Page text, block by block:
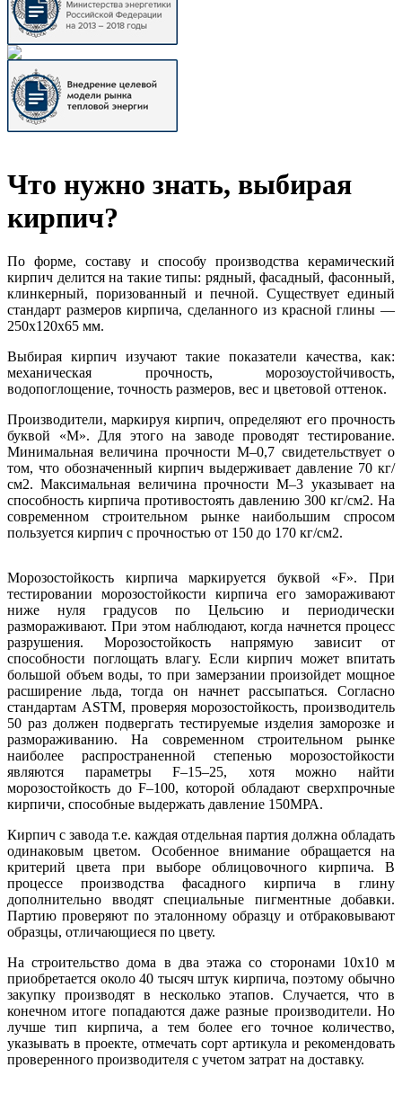
Что нужно знать, выбирая
кирпич?
По форме, составу и способу производства керамический
кирпич делится на такие типы: рядный, фасадный, фасонный,
клинкерный, поризованный и печной. Существует единый
стандарт размеров кирпича, сделанного из красной глины —
250x120x65 мм.
Выбирая кирпич изучают такие показатели качества, как:
механическая прочность, морозоустойчивость,
водопоглощение, точность размеров, вес и цветовой оттенок.
Производители, маркируя кирпич, определяют его прочность
буквой «М». Для этого на заводе проводят тестирование.
Минимальная величина прочности М–0,7 свидетельствует о
том, что обозначенный кирпич выдерживает давление 70 кг/
см2. Максимальная величина прочности М–3 указывает на
способность кирпича противостоять давлению 300 кг/см2. На
современном строительном рынке наибольшим спросом
пользуется кирпич с прочностью от 150 до 170 кг/см2.
Морозостойкость кирпича маркируется буквой «F». При
тестировании морозостойкости кирпича его замораживают
ниже нуля градусов по Цельсию и периодически
размораживают. При этом наблюдают, когда начнется процесс
разрушения. Морозостойкость напрямую зависит от
способности поглощать влагу. Если кирпич может впитать
большой объем воды, то при замерзании произойдет мощное
расширение льда, тогда он начнет рассыпаться. Согласно
стандартам ASTM, проверяя морозостойкость, производитель
50 раз должен подвергать тестируемые изделия заморозке и
размораживанию. На современном строительном рынке
наиболее распространенной степенью морозостойкости
являются параметры F–15–25, хотя можно найти
морозостойкость до F–100, которой обладают сверхпрочные
кирпичи, способные выдержать давление 150МРА.
Кирпич с завода т.е. каждая отдельная партия должна обладать
одинаковым цветом. Особенное внимание обращается на
критерий цвета при выборе облицовочного кирпича. В
процессе производства фасадного кирпича в глину
дополнительно вводят специальные пигментные добавки.
Партию проверяют по эталонному образцу и отбраковывают
образцы, отличающиеся по цвету.
На строительство дома в два этажа со сторонами 10х10 м
приобретается около 40 тысяч штук кирпича, поэтому обычно
закупку производят в несколько этапов. Случается, что в
конечном итоге попадаются даже разные производители. Но
лучше тип кирпича, а тем более его точное количество,
указывать в проекте, отмечать сорт артикула и рекомендовать
проверенного производителя с учетом затрат на доставку.